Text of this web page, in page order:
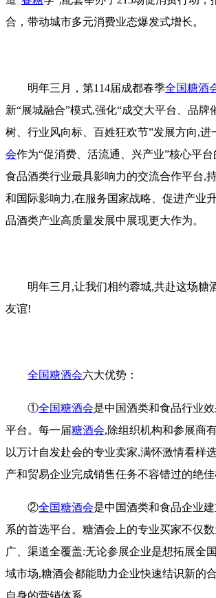
合，带动城市多元消费业态爆发式增长。
明年三月，第114届成都春季全国糖酒
新“展城融合”模式,强化“成交大平台、品牌
树、行业风向标、百姓狂欢节”发展方向,进
会作为“促消费、活流通、兴产业”核心平
食品酒类行业最具影响力的交流合作平台,
和国际影响力,在服务国家战略、促进产业
品酒类产业高质量发展中展现更大作为。
明年三月,让我们相约蓉城,共赴这场糖
友谊!
全国糖酒会六大优势：
①全国糖酒会是中国酒类和食品行业
平台。每一届糖酒会,除组织机构和参展商
以万计自发赴会的专业卖家,满怀激情看样
产和贸易企业完成销售任务不容错过的绝佳
②全国糖酒会是中国酒类和食品企业
系的首选平台。糖酒会上的专业买家不仅
广、渠道全覆盖:无论参展企业是想拓展全
域市场,糖酒会都能助力企业快速结识新的
自身的营销体系。